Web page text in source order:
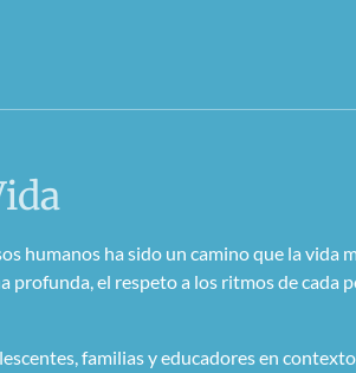
humanos ha sido un camino que la vida
profunda, el respeto a los ritmos de cada
familias y educadores en